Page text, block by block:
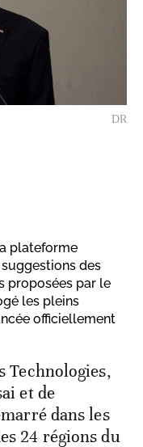
DR
plateforme
des
proposées par le
les pleins
officiellement
Technologies,
et de
dans les
24 régions du